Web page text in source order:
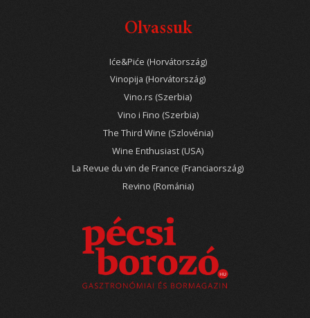
Olvassuk
Iće&Piće (Horvátország)
Vinopija (Horvátország)
Vino.rs (Szerbia)
Vino i Fino (Szerbia)
The Third Wine (Szlovénia)
Wine Enthusiast (USA)
La Revue du vin de France (Franciaország)
Revino (Románia)